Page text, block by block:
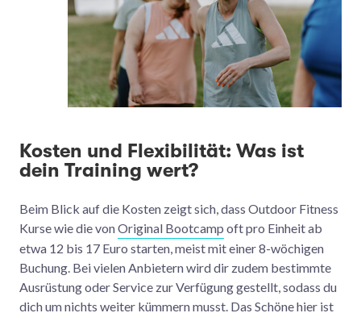
Kosten und Flexibilität: Was ist
dein Training wert?
Beim Blick auf die Kosten zeigt sich, dass Outdoor Fitness
Kurse wie die vonOriginal Bootcamp oft pro Einheit ab
etwa 12 bis 17 Euro starten, meist mit einer 8-wöchigen
Buchung. Bei vielen Anbietern wird dir zudem bestimmte
Ausrüstung oder Service zur Verfügung gestellt, sodass du
dich um nichts weiter kümmern musst. Das Schöne hier ist